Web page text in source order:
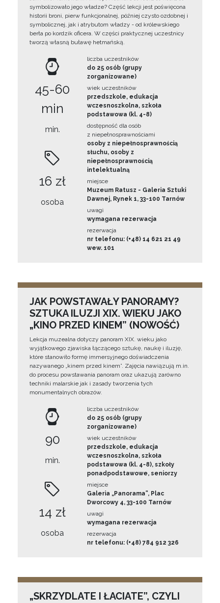
symbolizowało jego władze? Część lekcji jest poświęcona
historii broni, pierw funkcjonalnej, później czysto ozdobnej i
symbolicznej, jak i atrybutom władzy - od królewskiego
berła po kordzik oficera. W części praktycznej uczestnicy
tworzą własną buławę hetmańską.
45-60
min
min.
16 zł
osoba
liczba uczestników
do 25 osób (grupy
zorganizowane)
wiek uczestników
przedszkole, edukacja
wczesnoszkolna, szkoła
podstawowa (kl. 4-8)
dostępność dla osób
z niepełnosprawnościami
osoby z niepełnosprawnością
słuchu, osoby z
niepełnosprawnością
intelektualną
miejsce
Muzeum Ratusz - Galeria Sztuki
Dawnej, Rynek 1, 33-100 Tarnów
uwagi
wymagana rezerwacja
rezerwacja
nr telefonu: (+48) 14 621 21 49
wew. 101
JAK POWSTAWAŁY PANORAMY?
SZTUKA ILUZJI XIX. WIEKU JAKO
„KINO PRZED KINEM” (NOWOŚĆ)
Lekcja muzealna dotyczy panoram XIX. wieku jako
wyjątkowego zjawiska łączącego sztukę, naukę i iluzję,
które stanowiło formę immersyjnego doświadczenia
nazywanego „kinem przed kinem”. Zajęcia nawiązują m.in.
do procesu powstawania panoram oraz ukazują zarówno
techniki malarskie jak i zasady tworzenia tych
monumentalnych obrazów.
90
min.
14 zł
osoba
liczba uczestników
do 25 osób (grupy
zorganizowane)
wiek uczestników
przedszkole, edukacja
wczesnoszkolna, szkoła
podstawowa (kl. 4-8), szkoły
ponadpodstawowe, seniorzy
miejsce
Galeria „Panorama”, Plac
Dworcowy 4, 33-100 Tarnów
uwagi
wymagana rezerwacja
rezerwacja
nr telefonu: (+48) 784 912 326
„SKRZYDLATE I ŁACIATE”, CZYLI